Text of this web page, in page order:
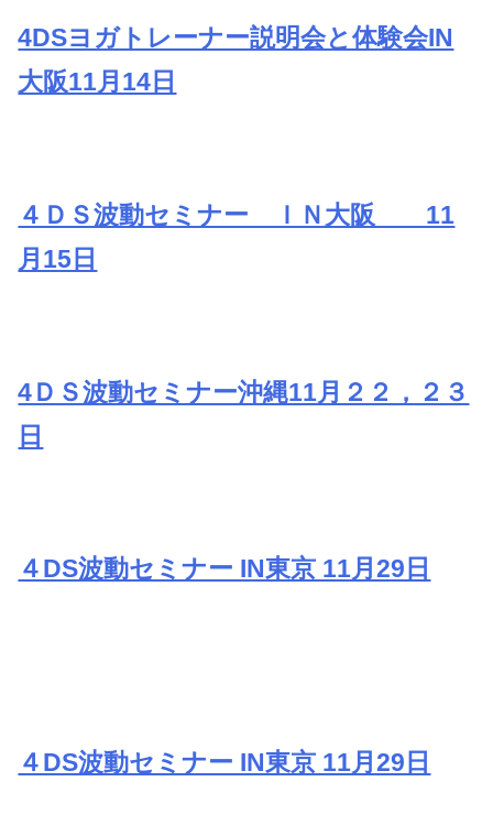
4DSヨガトレーナー説明会と体験会IN
大阪11月14日
４ＤＳ波動セミナー ＩＮ大阪 11
月15日
4ＤＳ波動セミナー沖縄11月２２，２３
日
４DS波動セミナー IN東京 11月29日
４DS波動セミナー IN東京 11月29日